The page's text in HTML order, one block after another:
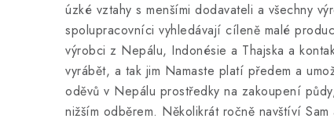
úzké vztahy s menšími dodavateli a všechny
spolupracovníci vyhledávají cíleně malé
výrobci z Nepálu, Indonésie a Thajska a
vyrábět, a tak jim Namaste platí předem a
oděvů v Nepálu prostředky na zakoupení
nižším odběrem. Několikrát ročně navštíví